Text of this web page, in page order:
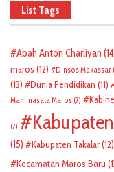
List Tags
Abah Anton Charliyan
maros (12) Dinsos Makassar
(13)
Dunia Pendidikan (11)
Maminasata Maros (7)
(7)
(15)
Kabupaten Takalar(12)
Kecamatan Maros Baru